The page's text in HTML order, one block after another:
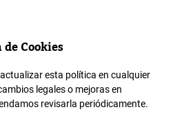
Cookies
esta política en cualquier
legales o mejoras en
revisarla periódicamente.